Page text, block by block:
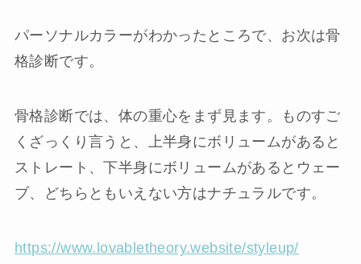
パーソナルカラーがわかったところで、お次は骨
格診断です。
骨格診断では、体の重心をまず見ます。ものすご
くざっくり言うと、上半身にボリュームがあると
ストレート、下半身にボリュームがあるとウェー
ブ、どちらともいえない方はナチュラルです。
https://www.lovabletheory.website/styleup/